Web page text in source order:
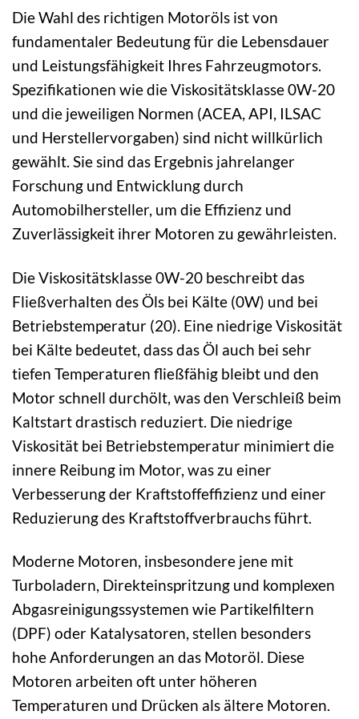
Die Wahl des richtigen Motoröls ist von
fundamentaler Bedeutung für die Lebensdauer
und Leistungsfähigkeit Ihres Fahrzeugmotors.
Spezifikationen wie die Viskositätsklasse 0W-20
und die jeweiligen Normen (ACEA, API, ILSAC
und Herstellervorgaben) sind nicht willkürlich
gewählt. Sie sind das Ergebnis jahrelanger
Forschung und Entwicklung durch
Automobilhersteller, um die Effizienz und
Zuverlässigkeit ihrer Motoren zu gewährleisten.
Die Viskositätsklasse 0W-20 beschreibt das
Fließverhalten des Öls bei Kälte (0W) und bei
Betriebstemperatur (20). Eine niedrige Viskosität
bei Kälte bedeutet, dass das Öl auch bei sehr
tiefen Temperaturen fließfähig bleibt und den
Motor schnell durchölt, was den Verschleiß beim
Kaltstart drastisch reduziert. Die niedrige
Viskosität bei Betriebstemperatur minimiert die
innere Reibung im Motor, was zu einer
Verbesserung der Kraftstoffeffizienz und einer
Reduzierung des Kraftstoffverbrauchs führt.
Moderne Motoren, insbesondere jene mit
Turboladern, Direkteinspritzung und komplexen
Abgasreinigungssystemen wie Partikelfiltern
(DPF) oder Katalysatoren, stellen besonders
hohe Anforderungen an das Motoröl. Diese
Motoren arbeiten oft unter höheren
Temperaturen und Drücken als ältere Motoren.